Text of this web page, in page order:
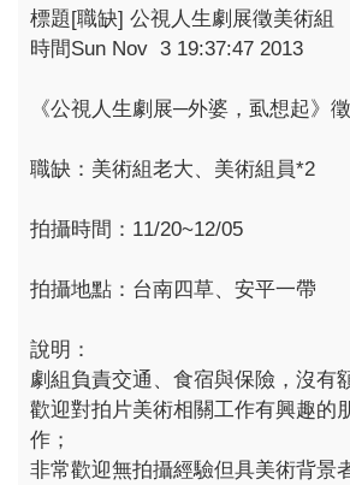
標題[職缺] 公視人生劇展徵美術組
時間Sun Nov 3 19:37:47 2013
《公視人生劇展─外婆，虱想起》
職缺：美術組老大、美術組員*2
拍攝時間：11/20~12/05
拍攝地點：台南四草、安平一帶
說明：
劇組負責交通、食宿與保險，沒有
歡迎對拍片美術相關工作有興趣的
作；
非常歡迎無拍攝經驗但具美術背景